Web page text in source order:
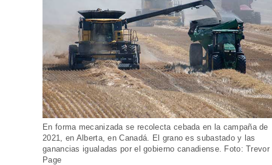
En forma mecanizada se recolecta cebada en la campaña de
2021, en Alberta, en Canadá. El grano es subastado y las
ganancias igualadas por el gobierno canadiense. Foto: Trevor
Page